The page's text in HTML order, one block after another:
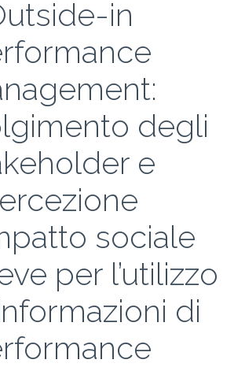
in
degli
e
sociale
per l’utilizzo
di